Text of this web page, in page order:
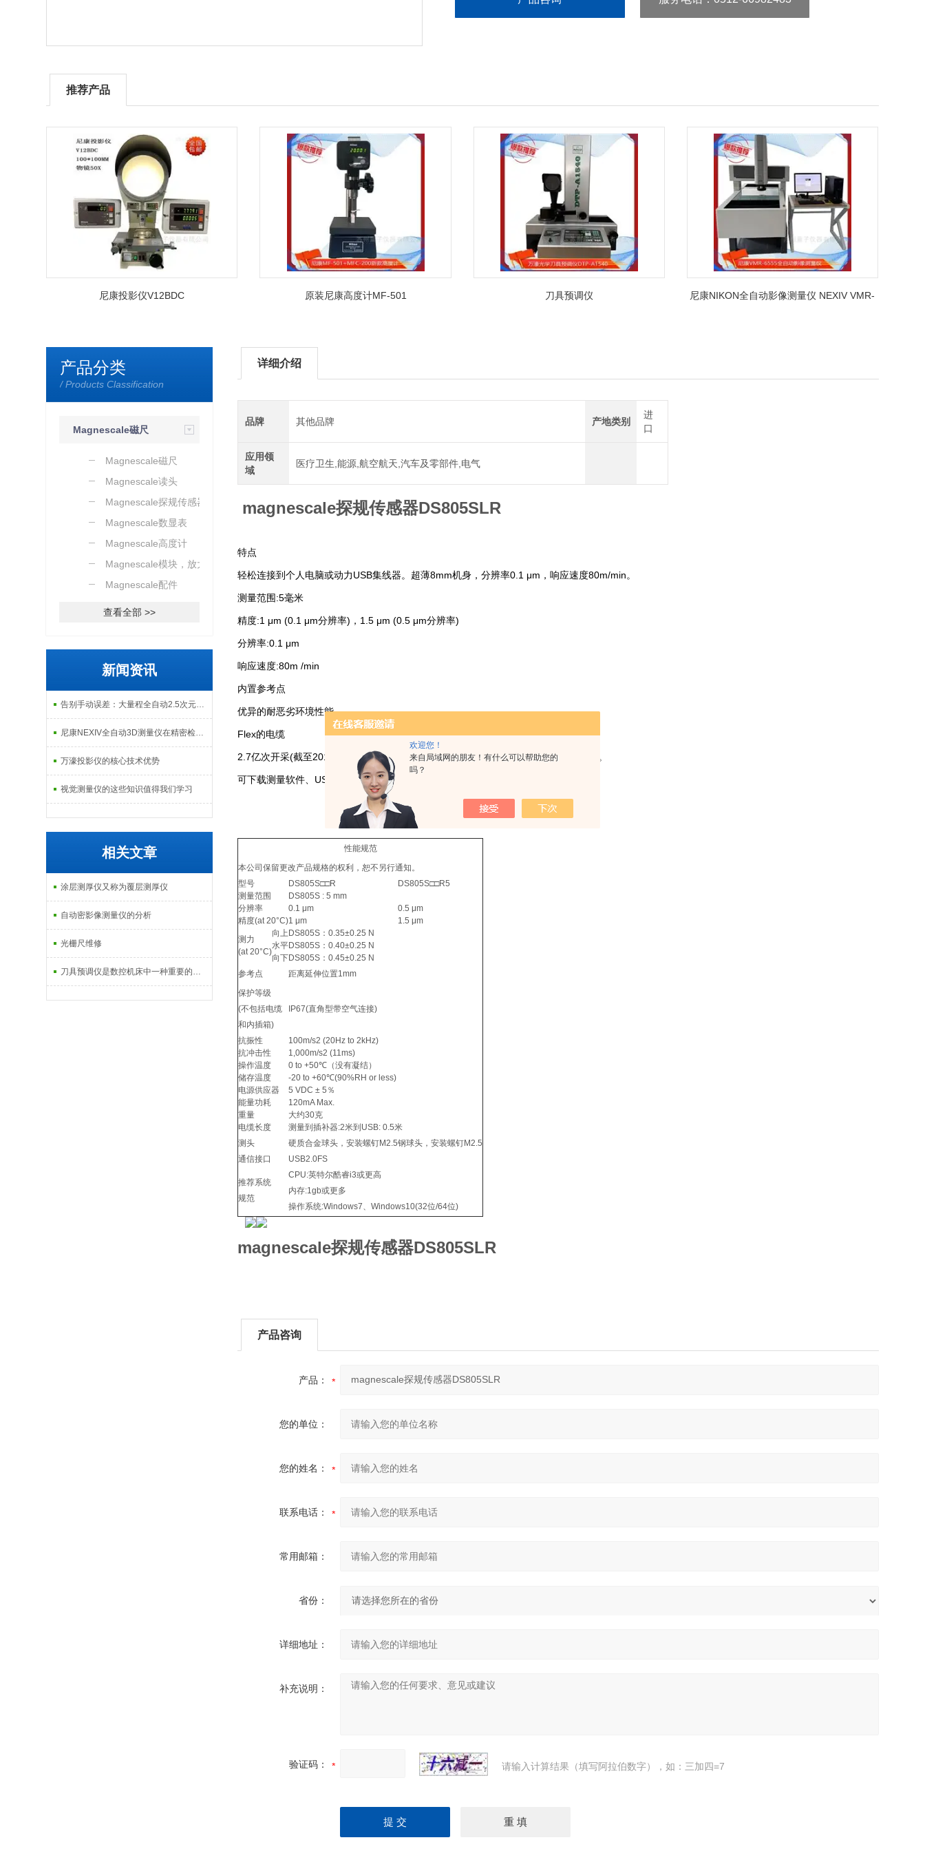
欢迎您！
来自局域网的朋友！有什么可以帮助您的
吗？
推荐产品
尼康投影仪V12BDC 原装尼康高度计MF-501 刀具预调仪
尼康NIKON全自动影像测量仪 NEXIV VMR-
产品分类
/ Products Classification
Magnescale磁尺
Magnescale磁尺
Magnescale读头
Magnescale探规传感器
Magnescale数显表
Magnescale高度计
Magnescale模块，放大器
Magnescale配件
查看全部 >>
新闻资讯
告别手动误差：大量程全自动2.5次元测量机如何实现高效精密质检？
尼康NEXIV全自动3D测量仪在精密检测中的应用
万濠投影仪的核心技术优势
视觉测量仪的这些知识值得我们学习
相关文章
涂层测厚仪又称为覆层测厚仪
自动密影像测量仪的分析
光栅尺维修
刀具预调仪是数控机床中一种重要的检测设备
详细介绍
品牌 其他品牌 产地类别
进
口
应用领
域
医疗卫生,能源,航空航天,汽车及零部件,电气
magnescale探规传感器DS805SLR
特点
轻松连接到个人电脑或动力USB集线器。超薄8mm机身，分辨率0.1 μm，响应速度80m/min。
测量范围:5毫米
精度:1 μm (0.1 μm分辨率)，1.5 μm (0.5 μm分辨率)
分辨率:0.1 μm
响应速度:80m /min
内置参考点
优异的耐恶劣环境性能
Flex的电缆
2.7亿次开采(截至2019年5月，在正在进行的评估中，页岩气产量已达到2.7亿次开采)。
可下载测量软件、USB驱动程序和软件开发文件(OCX、Jscript、Excel VBA等)
性能规范
本公司保留更改产品规格的权利，恕不另行通知。
型号
DS805S□□R
DS805S□□R5
测量范围
DS805S : 5 mm
分辨率
0.1 μm
0.5 μm
精度(at 20°C)1 μm
1.5 μm
测力
(at 20°C)
向上 DS805S：0.35±0.25 N
水平DS805S：0.40±0.25 N
向下DS805S：0.45±0.25 N
参考点
距离延伸位置1mm
保护等级
(不包括电缆
和内插箱)
IP67(直角型带空气连接)
抗振性
100m/s2 (20Hz to 2kHz)
抗冲击性
1,000m/s2 (11ms)
操作温度
0 to +50℃（没有凝结）
储存温度
-20 to +60℃(90%RH or less)
电源供应器
5 VDC ± 5％
能量功耗
120mA Max.
重量
大约30克
电缆长度
测量到插补器:2米到USB: 0.5米
测头
硬质合金球头，安装螺钉M2.5钢球头，安装螺钉M2.5
通信接口
USB2.0FS
推荐系统
规范
CPU:英特尔酷睿i3或更高
内存:1gb或更多
操作系统:Windows7、Windows10(32位/64位)
magnescale探规传感器DS805SLR
产品咨询
产品：
您的单位：
您的姓名：
联系电话：
常用邮箱：
省份：
详细地址：
补充说明：
验证码： 请输入计算结果（填写阿拉伯数字），如：三加四=7